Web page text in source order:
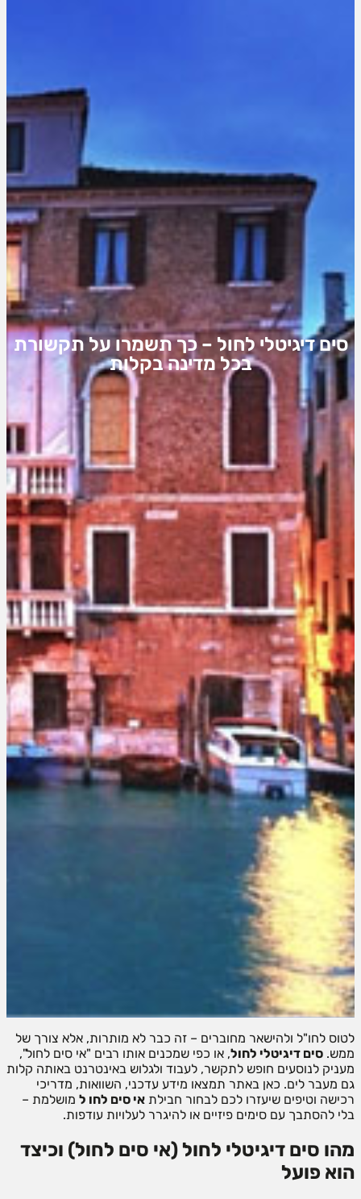
סים דיגיטלי לחול – כך תשמרו על תקשורת
בכל מדינה בקלות
לטוס לחו"ל ולהישאר מחוברים – זה כבר לא מותרות, אלא צורך של
ממש. סים דיגיטלי לחול, או כפי שמכנים אותו רבים "אי סים לחול",
מעניק לנוסעים חופש לתקשר, לעבוד ולגלוש באינטרנט באותה קלות
גם מעבר לים. כאן באתר תמצאו מידע עדכני, השוואות, מדריכי
רכישה וטיפים שיעזרו לכם לבחור חבילת אי סים לחו ל מושלמת –
בלי להסתבך עם סימים פיזיים או להיגרר לעלויות עודפות.
מהו סים דיגיטלי לחול (אי סים לחול) וכיצד
הוא פועל